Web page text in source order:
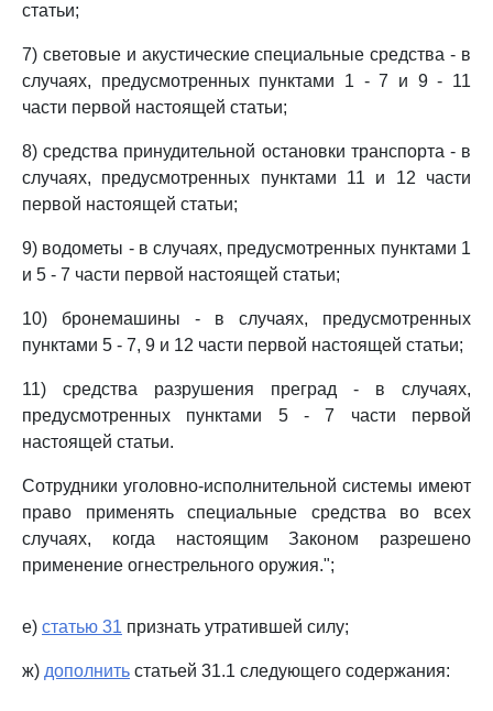
статьи;
7) световые и акустические специальные средства - в
случаях, предусмотренных пунктами 1 - 7 и 9 - 11
части первой настоящей статьи;
8) средства принудительной остановки транспорта - в
случаях, предусмотренных пунктами 11 и 12 части
первой настоящей статьи;
9) водометы - в случаях, предусмотренных пунктами 1
и 5 - 7 части первой настоящей статьи;
10) бронемашины - в случаях, предусмотренных
пунктами 5 - 7, 9 и 12 части первой настоящей статьи;
11) средства разрушения преград - в случаях,
предусмотренных пунктами 5 - 7 части первой
настоящей статьи.
Сотрудники уголовно-исполнительной системы имеют
право применять специальные средства во всех
случаях, когда настоящим Законом разрешено
применение огнестрельного оружия.";
е) статью 31 признать утратившей силу;
ж) дополнить статьей 31.1 следующего содержания: